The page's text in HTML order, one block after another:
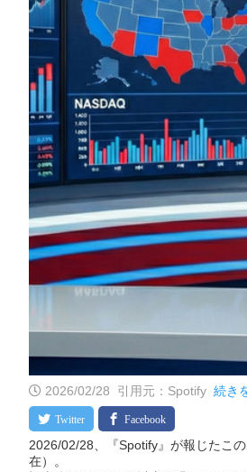
2026/02/28 引用元：Spotify 続き
2026/02/28、『Spotify』が報じたこ
在）。